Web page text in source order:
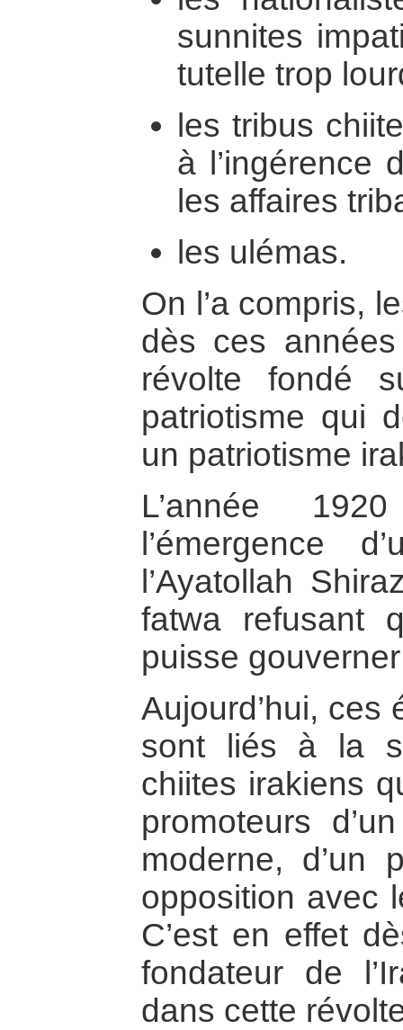
sunnites
tutelle trop
les tribus
à l’ingérence
les affaires
les ulémas.
On l’a compris,
dès ces
révolte fondé
patriotisme qui
un patriotisme
L’année
l’émergence
l’Ayatollah
fatwa refusant
puisse gouverner
Aujourd’hui, ces
sont liés à la
chiites irakiens
promoteurs
moderne, d’un
opposition avec
C’est en effet
fondateur de
dans cette